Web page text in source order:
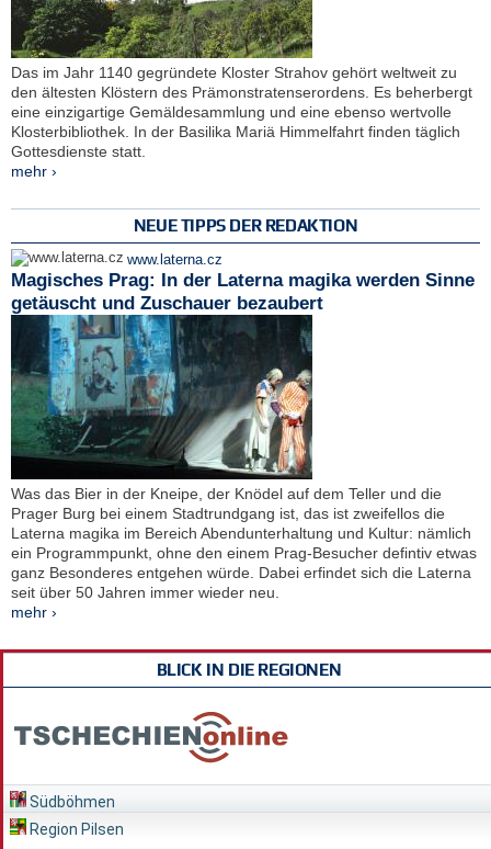
Das im Jahr 1140 gegründete Kloster Strahov gehört weltweit zu
den ältesten Klöstern des Prämonstratenserordens. Es beherbergt
eine einzigartige Gemäldesammlung und eine ebenso wertvolle
Klosterbibliothek. In der Basilika Mariä Himmelfahrt finden täglich
Gottesdienste statt.
mehr ›
NEUE TIPPS DER REDAKTION
www.laterna.cz
Magisches Prag: In der Laterna magika werden Sinne
getäuscht und Zuschauer bezaubert
Was das Bier in der Kneipe, der Knödel auf dem Teller und die
Prager Burg bei einem Stadtrundgang ist, das ist zweifellos die
Laterna magika im Bereich Abendunterhaltung und Kultur: nämlich
ein Programmpunkt, ohne den einem Prag-Besucher defintiv etwas
ganz Besonderes entgehen würde. Dabei erfindet sich die Laterna
seit über 50 Jahren immer wieder neu.
mehr ›
BLICK IN DIE REGIONEN
Südböhmen
Region Pilsen